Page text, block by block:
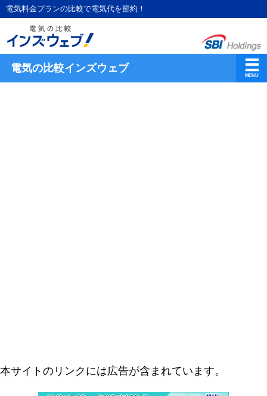
電気料金プランの比較で電気代を節約！
電気の比較インズウェブ
本サイトのリンクには広告が含まれています。